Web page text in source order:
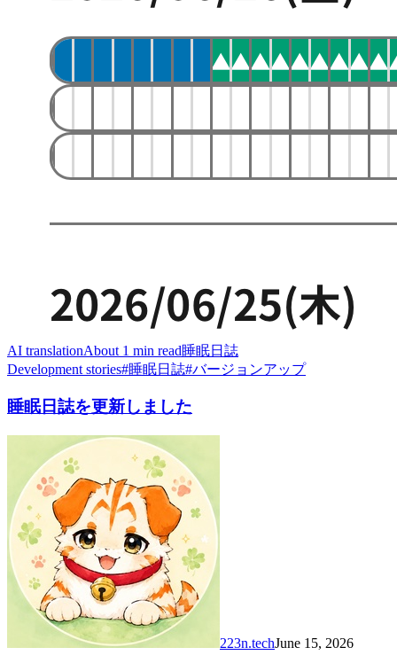
AI translationAbout 1 min read睡眠日誌
Development stories#睡眠日誌#バージョンアップ
睡眠日誌を更新しました
223n.techJune 15, 2026